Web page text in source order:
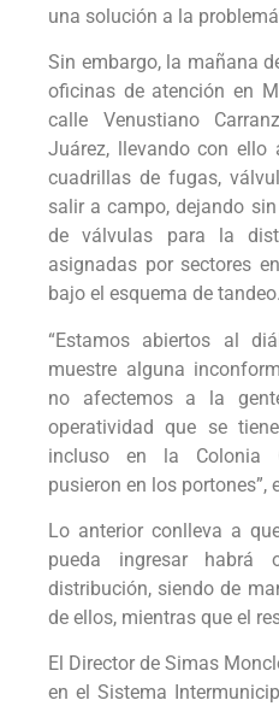
una solución a la
Sin embargo, la mañana
oficinas de atención en
calle Venustiano
Juárez, llevando con
cuadrillas de fugas,
salir a campo, dejando
de válvulas para la
asignadas por sectores
bajo el esquema de tandeo.
“Estamos abiertos al
muestre alguna
no afectemos a la
operatividad que se
incluso en la Colonia
pusieron en los portones”,
Lo anterior conlleva a
pueda ingresar habrá
distribución, siendo de
de ellos, mientras que el
El Director de Simas
en el Sistema